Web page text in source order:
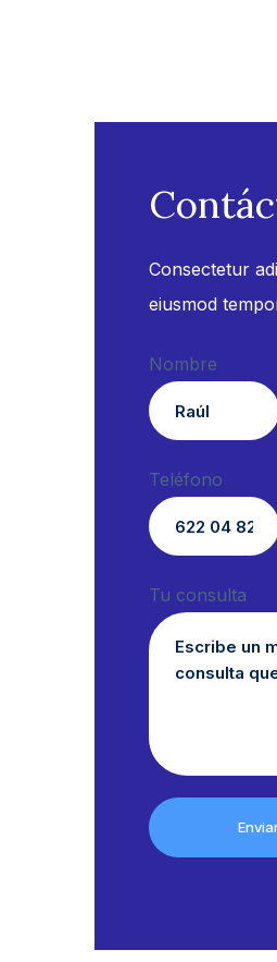
Consectetur
eiusmod
Nombre
Teléfono
Tu consulta